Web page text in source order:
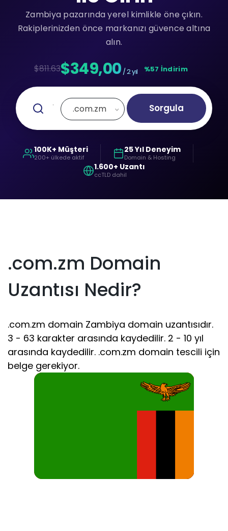
Zambiya pazarında yerel kimlikle öne çıkın.
Rakiplerinizden önce markanızı güvence altına
alın.
$811.63$349,00 / 2 yıl %57 İndirim
.com.zm Sorgula
100K+ Müşteri
200+ ülkede aktif
25 Yıl Deneyim
Domain & Hosting
1.600+ Uzantı
ccTLD dahil
.com.zm Domain
Uzantısı Nedir?
.com.zm domain Zambiya domain uzantısıdır.
3 - 63 karakter arasında kaydedilir. 2 - 10 yıl
arasında kaydedilir. .com.zm domain tescili için
belge gerekiyor.